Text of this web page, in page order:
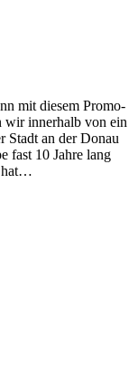
mit diesem Promo-
wir innerhalb von ein
Stadt an der Donau
fast 10 Jahre lang
hat…